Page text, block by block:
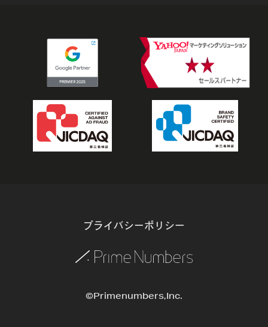
プライバシーポリシー
©Primenumbers,Inc.